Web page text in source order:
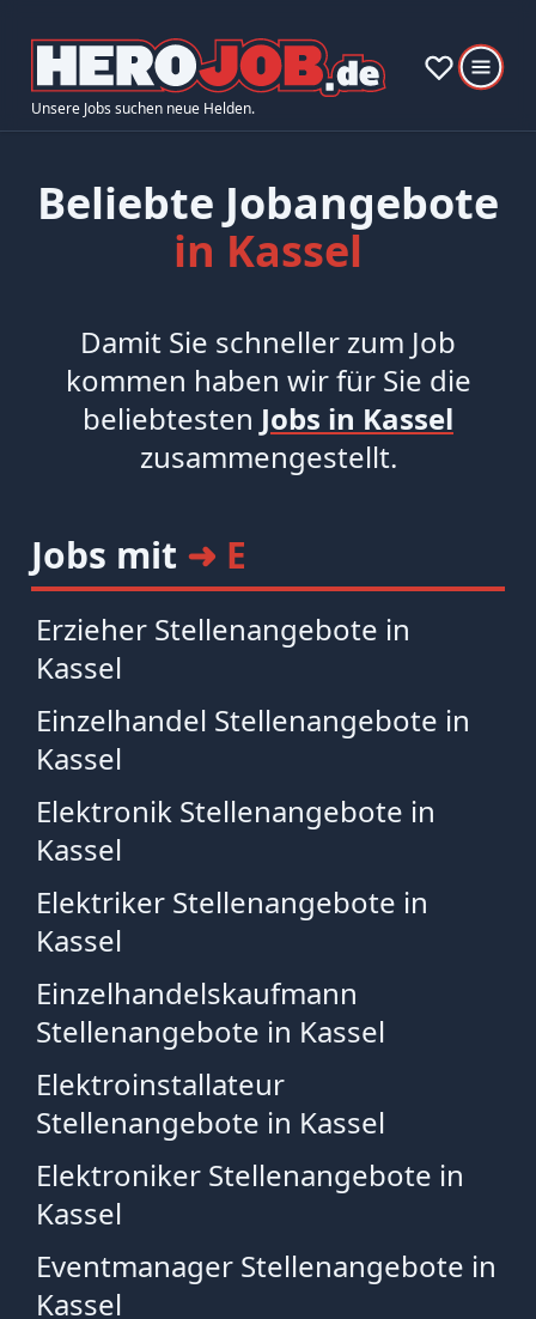
Unsere Jobs suchen neue Helden.
Beliebte Jobangebote
in Kassel
Damit Sie schneller zum Job
kommen haben wir für Sie die
beliebtesten Jobs in Kassel
zusammengestellt.
Jobs mit ➜ E
Erzieher Stellenangebote in
Kassel
Einzelhandel Stellenangebote in
Kassel
Elektronik Stellenangebote in
Kassel
Elektriker Stellenangebote in
Kassel
Einzelhandelskaufmann
Stellenangebote in Kassel
Elektroinstallateur
Stellenangebote in Kassel
Elektroniker Stellenangebote in
Kassel
Eventmanager Stellenangebote in
Kassel